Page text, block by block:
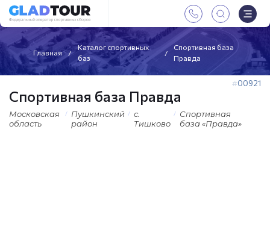
Главная
Каталог спортивных
баз
Спортивная база
Правда
00921
Спортивная база Правда
Московская
область
Пушкинский
район
с.
Тишково
Спортивная
база «Правда»